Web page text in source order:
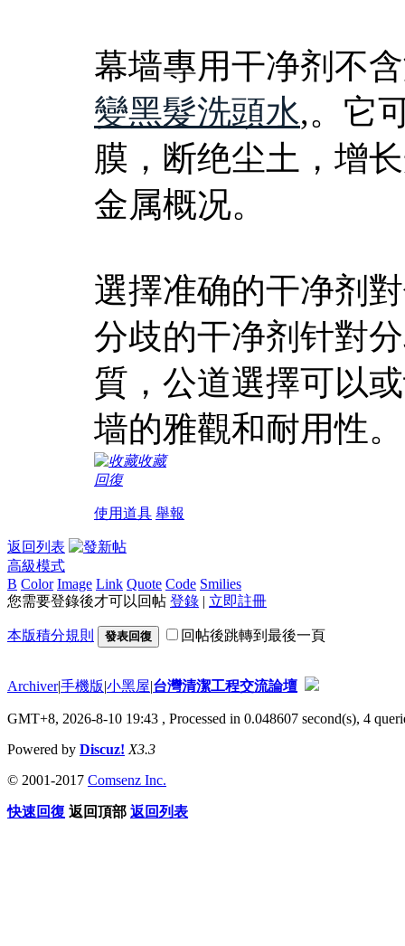
幕墙專用干净剂不
變黑髮洗頭水,。它
膜，断绝尘土，增
金属概况。
選擇准确的干净剂
分歧的干净剂针對
質，公道選擇可以
墙的雅觀和耐用性。
收藏
回復
使用道具 舉報
返回列表
高級模式
B Color Image Link Quote Code Smilies
您需要登錄後才可以回帖 登錄 | 立即註冊
本版積分規則 發表回復 回帖後跳轉到最後一頁
Archiver|手機版|小黑屋|台灣清潔工程交流論壇
GMT+8, 2026-8-10 19:43 , Processed in 0.048607 second(s), 4
Powered by Discuz! X3.3
© 2001-2017 Comsenz Inc.
快速回復 返回頂部 返回列表